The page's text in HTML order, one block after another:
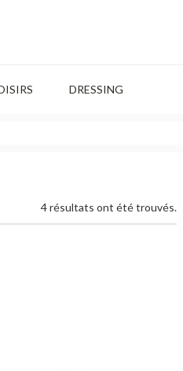
DRESSING
4 résultats ont été trouvés.